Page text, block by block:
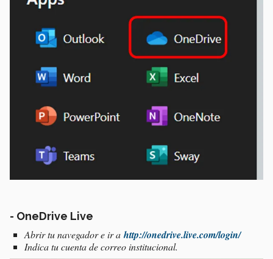
- OneDrive Live
Abrir tu navegador e ir a http://onedrive.live.com/login/
Indica tu cuenta de correo institucional.